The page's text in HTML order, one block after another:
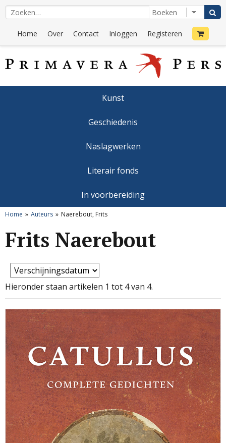
Home Over Contact Inloggen Registeren
Kunst
Geschiedenis
Naslagwerken
Literair fonds
In voorbereiding
Home Auteurs Naerebout, Frits
Frits Naerebout
Hieronder staan artikelen 1 tot 4 van 4.